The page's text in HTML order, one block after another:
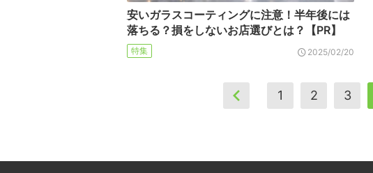
安いガラスコーティングに注意！半年後には
落ちる？損をしないお店選びとは？【PR】
特集 2025/02/20
1 2 3